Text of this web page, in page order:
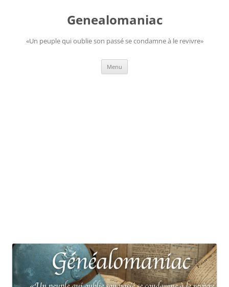
Genealomaniac
«Un peuple qui oublie son passé se condamne à le revivre»
Menu